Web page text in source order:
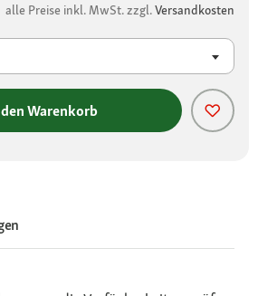
alle Preise inkl. MwSt. zzgl.Versandkosten
Warenkorb